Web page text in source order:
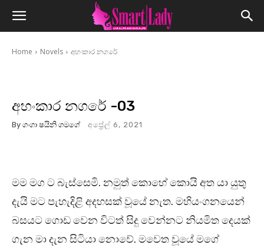
Home Novels අහංකාර නගරේ
අහංකාර නගරේ -03
By ගංගා ෂයිනි ගමගේ අප්‍රේල් 6, 2021
මම මග ට බැස්සෙමි. නමුත් කොහේ කොයි අත යා යුතු
දැයි මට පැහැදිළි අදහසක් වූයේ නැත. මහියංගනයෙන්
බසයට ගොඩ වෙන විටත් සිදු වෙන්නට නියමිත දෙයක්
ගැන මා දැන සිටියා නොවේ. මවෙත වූයේ මගේ